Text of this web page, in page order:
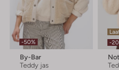
-50%
By-Bar
Teddy jas
-